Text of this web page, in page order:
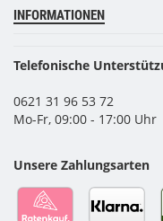
INFORMATIONEN
Telefonische
0621 31 96 53 72
Mo-Fr, 09:00 - 17:00 Uhr
Unsere Zahlungsarten